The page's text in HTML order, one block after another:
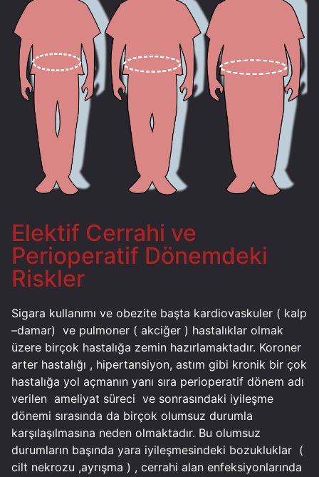
Elektif Cerrahi ve
Perioperatif Dönemdeki
Riskler
Sigara kullanımı ve obezite başta kardiovaskuler ( kalp
–damar) ve pulmoner ( akciğer ) hastalıklar olmak
üzere birçok hastalığa zemin hazırlamaktadır. Koroner
arter hastalığı , hipertansiyon, astım gibi kronik bir çok
hastalığa yol açmanın yanı sıra perioperatif dönem adı
verilen ameliyat süreci ve sonrasındaki iyileşme
dönemi sırasında da birçok olumsuz durumla
karşılaşılmasına neden olmaktadır. Bu olumsuz
durumların başında yara iyileşmesindeki bozukluklar (
cilt nekrozu ,ayrışma ) , cerrahi alan enfeksiyonlarında